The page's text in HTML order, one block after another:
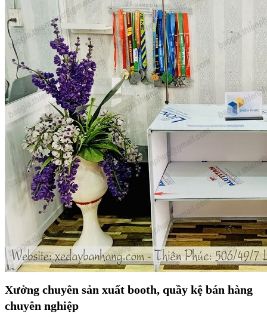
Xưởng chuyên sản xuất booth, quầy kệ bán hàng
chuyên nghiệp